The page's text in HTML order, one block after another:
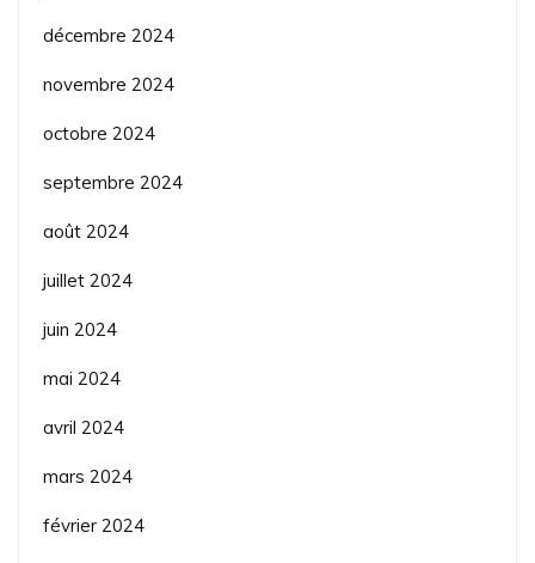
décembre 2024
novembre 2024
octobre 2024
septembre 2024
août 2024
juillet 2024
juin 2024
mai 2024
avril 2024
mars 2024
février 2024